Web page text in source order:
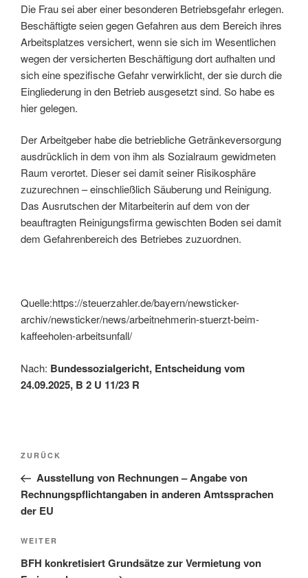
Die Frau sei aber einer besonderen Betriebsgefahr erlegen.
Beschäftigte seien gegen Gefahren aus dem Bereich ihres
Arbeitsplatzes versichert, wenn sie sich im Wesentlichen
wegen der versicherten Beschäftigung dort aufhalten und
sich eine spezifische Gefahr verwirklicht, der sie durch die
Eingliederung in den Betrieb ausgesetzt sind. So habe es
hier gelegen.
Der Arbeitgeber habe die betriebliche Getränkeversorgung
ausdrücklich in dem von ihm als Sozialraum gewidmeten
Raum verortet. Dieser sei damit seiner Risikosphäre
zuzurechnen – einschließlich Säuberung und Reinigung.
Das Ausrutschen der Mitarbeiterin auf dem von der
beauftragten Reinigungsfirma gewischten Boden sei damit
dem Gefahrenbereich des Betriebes zuzuordnen.
Quelle:https://steuerzahler.de/bayern/newsticker-
archiv/newsticker/news/arbeitnehmerin-stuerzt-beim-
kaffeeholen-arbeitsunfall/
Nach: Bundessozialgericht, Entscheidung vom
24.09.2025, B 2 U 11/23 R
Beitragsnavigation
Vorheriger
Beitrag
ZURÜCK
Ausstellung von Rechnungen – Angabe von
Rechnungspflichtangaben in anderen Amtssprachen
der EU
Nächster
Beitrag
WEITER
BFH konkretisiert Grundsätze zur Vermietung von